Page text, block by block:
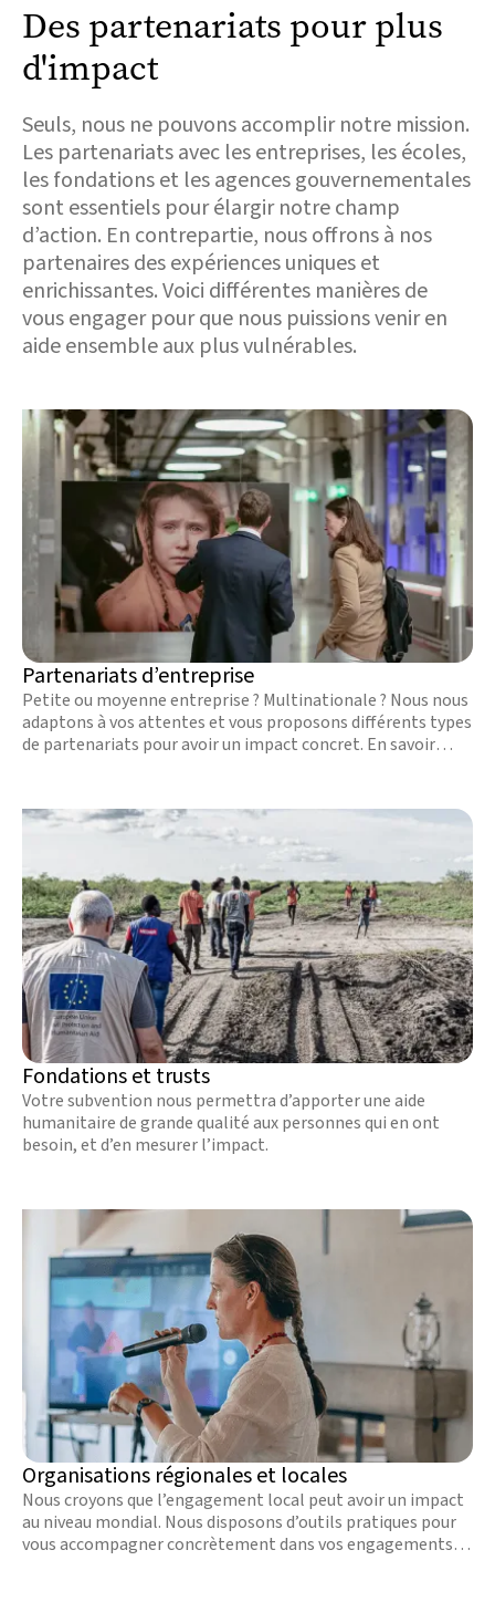
Des partenariats pour plus
d'impact
Seuls, nous ne pouvons accomplir notre mission.
Les partenariats avec les entreprises, les écoles,
les fondations et les agences gouvernementales
sont essentiels pour élargir notre champ
d’action. En contrepartie, nous offrons à nos
partenaires des expériences uniques et
enrichissantes. Voici différentes manières de
vous engager pour que nous puissions venir en
aide ensemble aux plus vulnérables.
Partenariats d’entreprise
Petite ou moyenne entreprise ? Multinationale ? Nous nous
adaptons à vos attentes et vous proposons différents types
de partenariats pour avoir un impact concret. En savoir
Fondations et trusts
Votre subvention nous permettra d’apporter une aide
humanitaire de grande qualité aux personnes qui en ont
besoin, et d’en mesurer l’impact.
Organisations régionales et locales
Nous croyons que l’engagement local peut avoir un impact
au niveau mondial. Nous disposons d’outils pratiques pour
vous accompagner concrètement dans vos engagements